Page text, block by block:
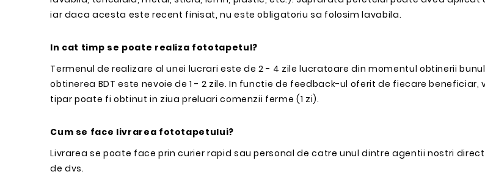
iar daca acesta este recent finisat, nu este obligatoriu sa folosim lavabila.
In cat timp se poate realiza fototapetul?
Termenul de realizare al unei lucrari este de 2 - 4 zile lucratoare din momentul obtinerii
obtinerea BDT este nevoie de 1 - 2 zile. In functie de feedback-ul oferit de fiecare beneficiar,
tipar poate fi obtinut in ziua preluari comenzii ferme (1 zi).
Cum se face livrarea fototapetului?
Livrarea se poate face prin curier rapid sau personal de catre unul dintre agentii nostri
de dvs.